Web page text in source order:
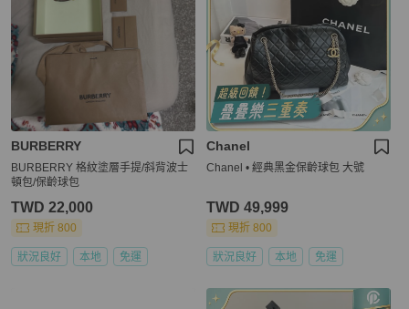
BURBERRY
BURBERRY 格紋塗層手提/斜背波士
頓包/保齡球包
TWD 22,000
現折 800
狀況良好 本地 免運
Chanel
Chanel • 經典黑金保齡球包 大號
TWD 49,999
現折 800
狀況良好 本地 免運